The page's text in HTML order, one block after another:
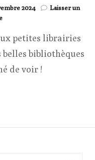
2024
Laisser un
sur
bellespetites librairies
bibliothèques
de voir !